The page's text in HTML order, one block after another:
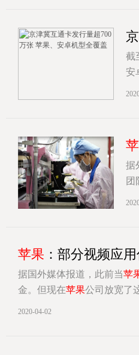
截
安
据
团
苹果 ：部分视频应
据国外媒体报道，此前当苹
金。但现在苹果公司放宽了
2020-04-02